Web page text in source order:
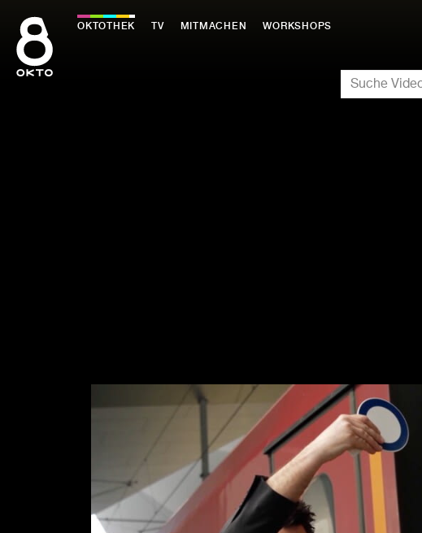
Inhalt
springen
OKTOTHEK TV MITMACHEN WORKSHOPS
SUCHE